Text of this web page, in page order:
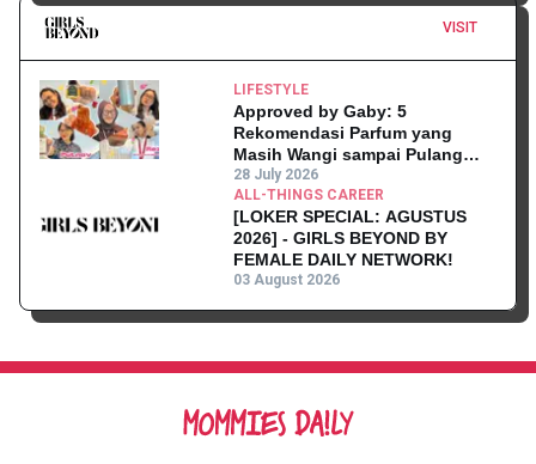
VISIT
LIFESTYLE
Approved by Gaby: 5
Rekomendasi Parfum yang
Masih Wangi sampai Pulang
Kantor
28 July 2026
ALL-THINGS CAREER
[LOKER SPECIAL: AGUSTUS
2026] - GIRLS BEYOND BY
FEMALE DAILY NETWORK!
03 August 2026